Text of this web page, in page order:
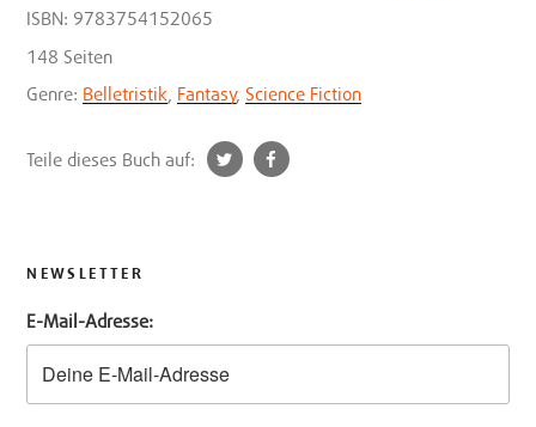
ISBN: 9783754152065
148 Seiten
Genre: Belletristik Fantasy, Science Fiction
Teile dieses Buch auf:
t
NEWSLETTER
E-Mail-Adresse: